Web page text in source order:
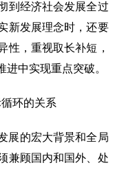
到经济社会发展全过
新发展理念时，还要
性，重视取长补短，
中实现重点突破。
环的关系
的宏大背景和全局
兼顾国内和国外、处